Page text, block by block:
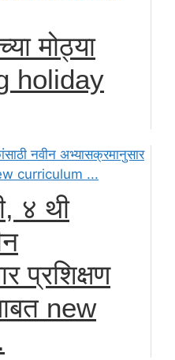
मोठ्या
holiday
४ थी
प्रशिक्षण
new